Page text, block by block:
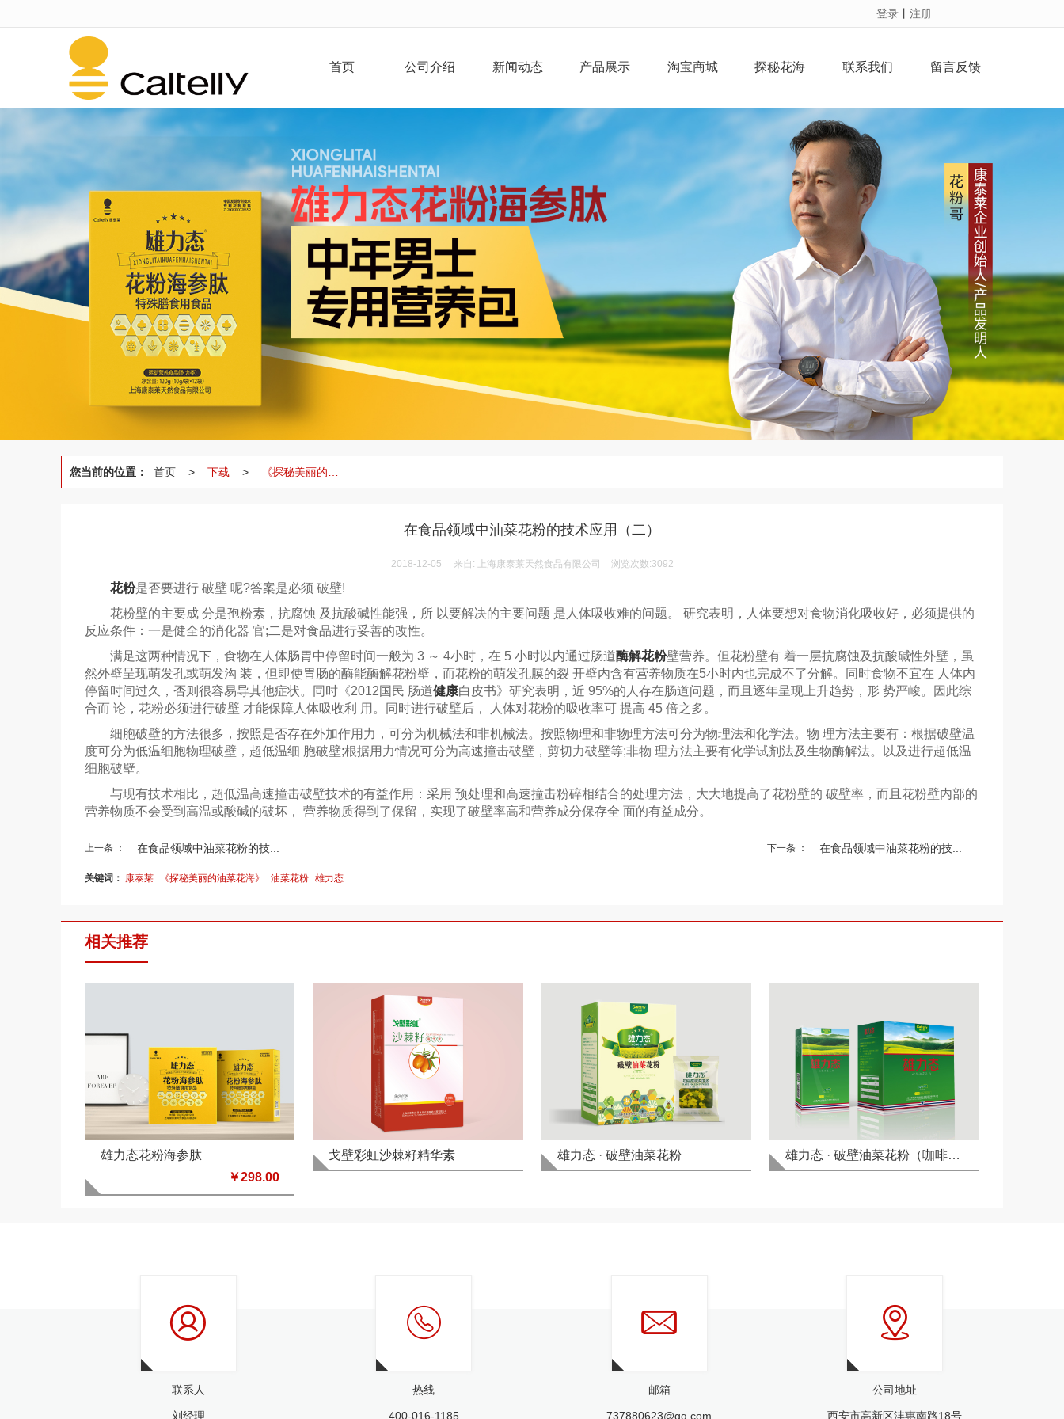
登录 注册
首页 公司介绍 新闻动态 产品展示 淘宝商城 探秘花海 联系我们 留言反馈
您当前的位置： 首页 > 下载 > 《探秘美丽的油菜花海》
在食品领域中油菜花粉的技术应用（二）
2018-12-05 来自: 上海康泰莱天然食品有限公司 浏览次数:3092
花粉是否要进行 破壁 呢?答案是必须 破壁!
花粉壁的主要成 分是孢粉素，抗腐蚀 及抗酸碱性能强，所 以要解决的主要问题 是人体吸收难的问题。 研究表明，人体要想对食物消化吸收好，必须提供的
反应条件：一是健全的消化器 官;二是对食品进行妥善的改性。
满足这两种情况下，食物在人体肠胃中停留时间一般为 3 ～ 4小时，在 5 小时以内通过肠道酶解花粉壁营养。但花粉壁有 着一层抗腐蚀及抗酸碱性外壁，虽
然外壁呈现萌发孔或萌发沟 装，但即使胃肠的酶能酶解花粉壁，而花粉的萌发孔膜的裂 开壁内含有营养物质在5小时内也完成不了分解。同时食物不宜在 人体内
停留时间过久，否则很容易导其他症状。同时《2012国民 肠道健康白皮书》研究表明，近 95%的人存在肠道问题，而且逐年呈现上升趋势，形 势严峻。因此综
合而 论，花粉必须进行破壁 才能保障人体吸收利 用。同时进行破壁后， 人体对花粉的吸收率可 提高 45 倍之多。
细胞破壁的方法很多，按照是否存在外加作用力，可分为机械法和非机械法。按照物理和非物理方法可分为物理法和化学法。物 理方法主要有：根据破壁温
度可分为低温细胞物理破壁，超低温细 胞破壁;根据用力情况可分为高速撞击破壁，剪切力破壁等;非物 理方法主要有化学试剂法及生物酶解法。以及进行超低温
细胞破壁。
与现有技术相比，超低温高速撞击破壁技术的有益作用：采用 预处理和高速撞击粉碎相结合的处理方法，大大地提高了花粉壁的 破壁率，而且花粉壁内部的
营养物质不会受到高温或酸碱的破坏， 营养物质得到了保留，实现了破壁率高和营养成分保存全 面的有益成分。
上一条 ： 在食品领域中油菜花粉的技... 下一条 ： 在食品领域中油菜花粉的技...
关键词： 康泰莱 《探秘美丽的油菜花海》 油菜花粉 雄力态
相关推荐
雄力态花粉海参肽
￥298.00
戈壁彩虹沙棘籽精华素 雄力态 · 破壁油菜花粉 雄力态 · 破壁油菜花粉（咖啡味）
联系人
刘经理
热线
400-016-1185
邮箱
737880623@qq.com
公司地址
西安市高新区沣惠南路18号